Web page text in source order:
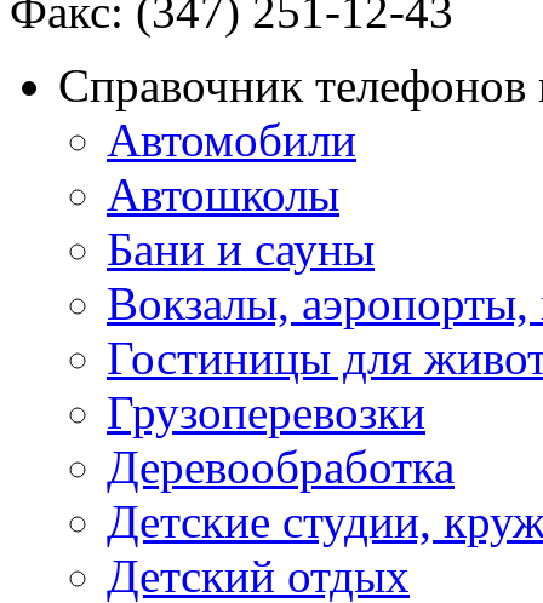
Факс: (347) 251-12-43
Справочник
Автомобили
Автошколы
Бани и сауны
Вокзалы,
Гостиницы для
Грузоперевозки
Деревообработка
Детские студии,
Детский отдых